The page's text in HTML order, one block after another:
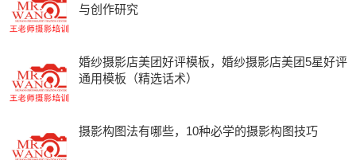
与创作研究
婚纱摄影店美团好评模板，婚纱摄影店美团5星好评
通用模板（精选话术）
摄影构图法有哪些，10种必学的摄影构图技巧